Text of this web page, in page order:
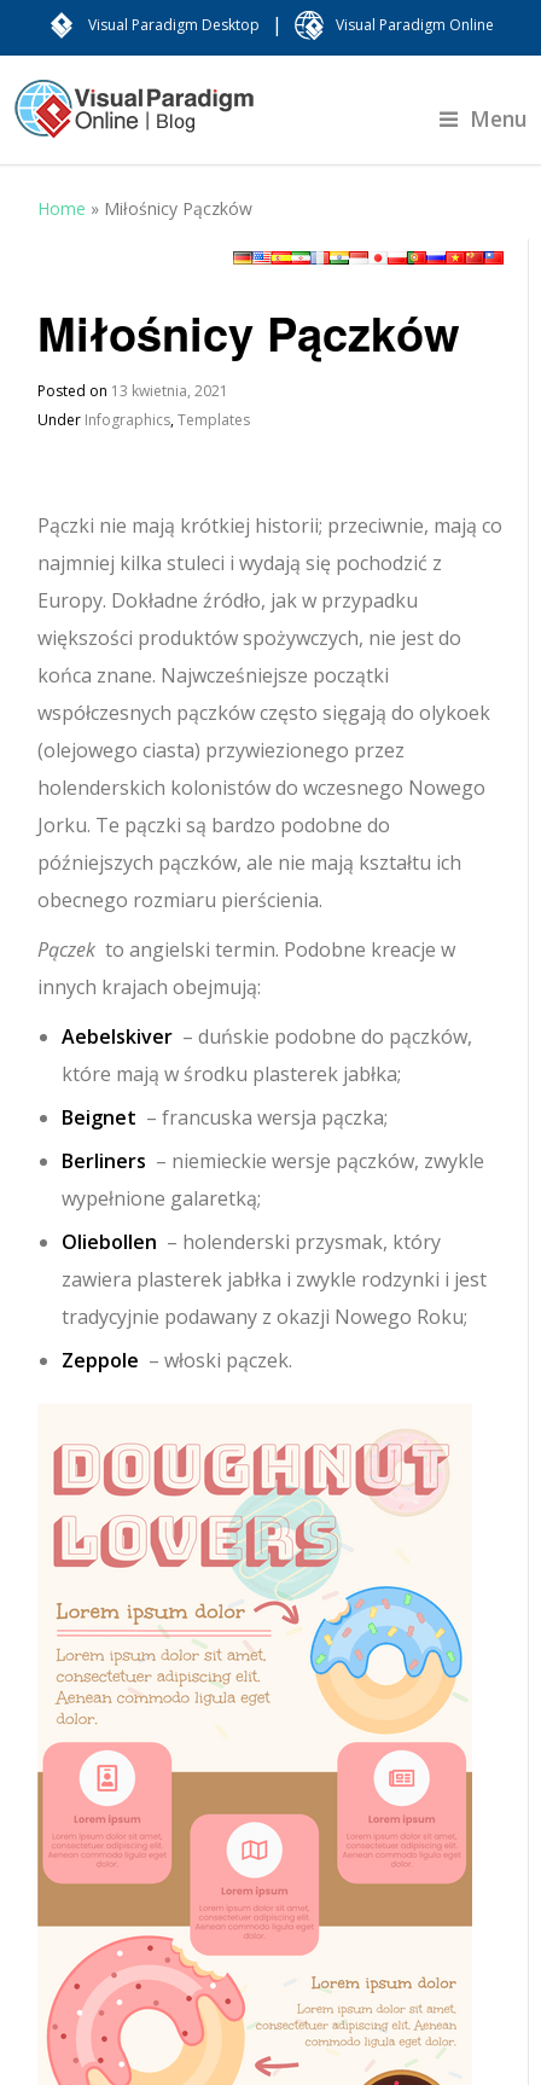
Visual Paradigm Desktop | Visual Paradigm Online
Menu
Home » Miłośnicy Pączków
Miłośnicy Pączków
Posted on 13 kwietnia, 2021
Under Infographics,Templates
Pączki nie mają krótkiej historii; przeciwnie, mają co
najmniej kilka stuleci i wydają się pochodzić z
Europy. Dokładne źródło, jak w przypadku
większości produktów spożywczych, nie jest do
końca znane. Najwcześniejsze początki
współczesnych pączków często sięgają do olykoek
(olejowego ciasta) przywiezionego przez
holenderskich kolonistów do wczesnego Nowego
Jorku. Te pączki są bardzo podobne do
późniejszych pączków, ale nie mają kształtu ich
obecnego rozmiaru pierścienia.
Pączek to angielski termin. Podobne kreacje w
innych krajach obejmują:
Aebelskiver – duńskie podobne do pączków,
które mają w środku plasterek jabłka;
Beignet – francuska wersja pączka;
Berliners – niemieckie wersje pączków, zwykle
wypełnione galaretką;
Oliebollen – holenderski przysmak, który
zawiera plasterek jabłka i zwykle rodzynki i jest
tradycyjnie podawany z okazji Nowego Roku;
Zeppole – włoski pączek.